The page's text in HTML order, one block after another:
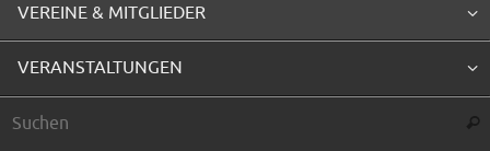
VEREINE & MITGLIEDER
VERANSTALTUNGEN